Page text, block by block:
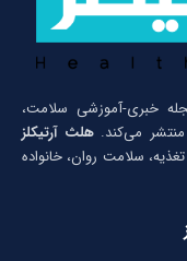
عنوان مجله خبری-آموزشی سلامت،
منتشر می‌کند.هلث آرتیکلز
سلامت روان، خانواده